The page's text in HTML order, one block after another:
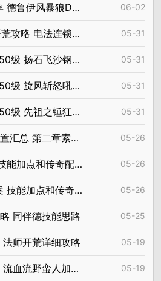
伊风暴狼DB推荐 06-02
连锁闪电升级BD推荐 05-31
沙钢铁旋涡流BD推荐 05-31
风斩怒吼流BD推荐 05-31
之锤狂战流BD图推荐 05-31
章索格伦地区祭坛一览 05-26
点和传奇配装攻略 05-26
加点和传奇配装攻略 05-26
同伴德技能思路 05-25
师开荒详细攻略 05-19
流野蛮人加点方案 05-19